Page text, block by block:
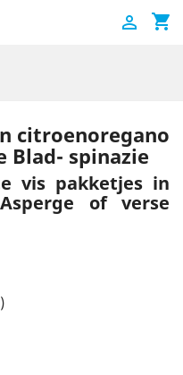
shopping_cart

citroenoregano
Blad- spinazie
vis pakketjes in
of verse